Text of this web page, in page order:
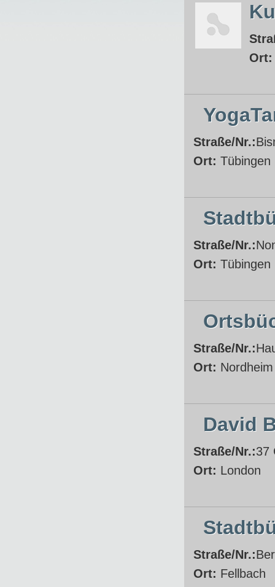
Straße/Nr.:
Ort: Tübingen
Straße/Nr.:
Ort: Tübingen
Straße/Nr.:
Ort: Nordheim
David
Straße/Nr.:37
Ort: London
Straße/Nr.:
Ort: Fellbach